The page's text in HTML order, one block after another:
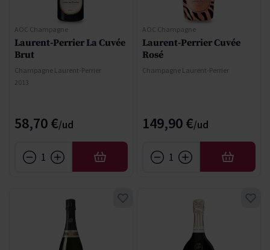
AOC Champagne
Laurent-Perrier La Cuvée
Brut
Champagne Laurent-Perrier
2013
58,70 €
AÑADIR
AOC Champagne
Laurent-Perrier Cuvée
Rosé
Champagne Laurent-Perrier
149,90 €
AÑADIR